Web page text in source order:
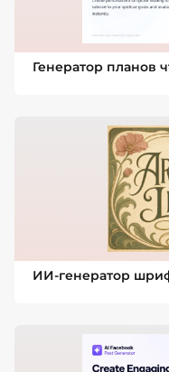
Генератор планов
ИИ-генератор